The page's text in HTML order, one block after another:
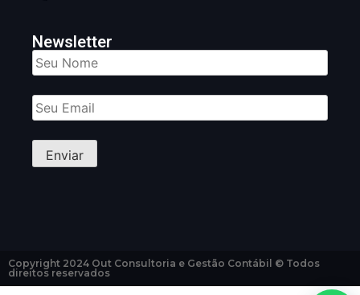
Newsletter
Copyright 2024 Out Consultoria e Gestão Contábil © Todos
direitos reservados